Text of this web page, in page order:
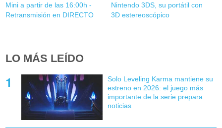
Mini a partir de las 16:00h -
Retransmisión en DIRECTO
Nintendo 3DS, su portátil con
3D estereoscópico
LO MÁS LEÍDO
Solo Leveling Karma mantiene su
estreno en 2026: el juego más
importante de la serie prepara
noticias